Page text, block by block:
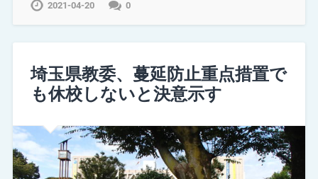
2021-04-20 0
埼玉県教委、蔓延防止重点措置で
も休校しないと決意示す